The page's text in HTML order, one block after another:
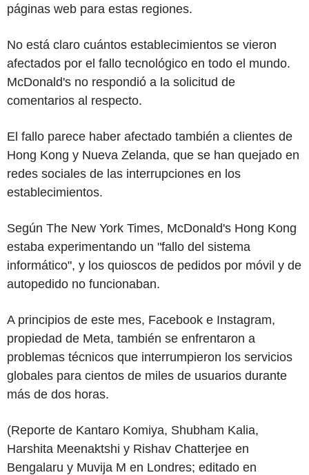
páginas web para estas regiones.
No está claro cuántos establecimientos se vieron
afectados por el fallo tecnológico en todo el mundo.
McDonald's no respondió a la solicitud de
comentarios al respecto.
El fallo parece haber afectado también a clientes de
Hong Kong y Nueva Zelanda, que se han quejado en
redes sociales de las interrupciones en los
establecimientos.
Según The New York Times, McDonald's Hong Kong
estaba experimentando un "fallo del sistema
informático", y los quioscos de pedidos por móvil y de
autopedido no funcionaban.
A principios de este mes, Facebook e Instagram,
propiedad de Meta, también se enfrentaron a
problemas técnicos que interrumpieron los servicios
globales para cientos de miles de usuarios durante
más de dos horas.
(Reporte de Kantaro Komiya, Shubham Kalia,
Harshita Meenaktshi y Rishav Chatterjee en
Bengalaru y Muvija M en Londres; editado en